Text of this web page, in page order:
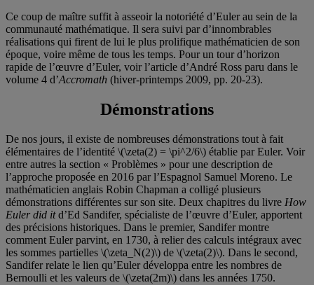
Ce coup de maître suffit à asseoir la notoriété d’Euler au sein de la
communauté mathématique. Il sera suivi par d’innombrables
réalisations qui firent de lui le plus prolifique mathématicien de son
époque, voire même de tous les temps. Pour un tour d’horizon
rapide de l’œuvre d’Euler, voir l’article d’André Ross paru dans le
volume 4 d’Accromath (hiver-printemps 2009, pp. 20-23).
Démonstrations
De nos jours, il existe de nombreuses démonstrations tout à fait
élémentaires de l’identité \(\zeta(2) = \pi^2/6\) établie par Euler. Voir
entre autres la section « Problèmes » pour une description de
l’approche proposée en 2016 par l’Espagnol Samuel Moreno. Le
mathématicien anglais Robin Chapman a colligé plusieurs
démonstrations différentes sur son site. Deux chapitres du livre How
Euler did itd’Ed Sandifer, spécialiste de l’œuvre d’Euler, apportent
des précisions historiques. Dans le premier, Sandifer montre
comment Euler parvint, en 1730, à relier des calculs intégraux avec
les sommes partielles \(\zeta_N(2)\) de \(\zeta(2)\). Dans le second,
Sandifer relate le lien qu’Euler développa entre les nombres de
Bernoulli et les valeurs de \(\zeta(2m)\) dans les années 1750.